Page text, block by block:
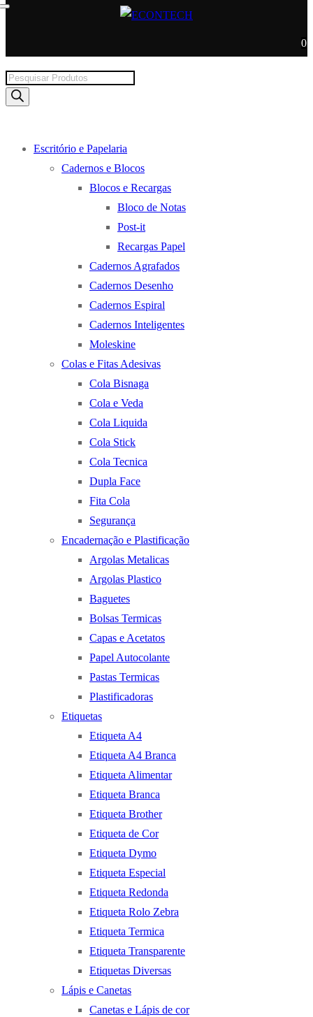
0
Products
search
Escritório e Papelaria
Cadernos e Blocos
Blocos e Recargas
Bloco de Notas
Post-it
Recargas Papel
Cadernos Agrafados
Cadernos Desenho
Cadernos Espiral
Cadernos Inteligentes
Moleskine
Colas e Fitas Adesivas
Cola Bisnaga
Cola e Veda
Cola Liquida
Cola Stick
Cola Tecnica
Dupla Face
Fita Cola
Segurança
Encadernação e Plastificação
Argolas Metalicas
Argolas Plastico
Baguetes
Bolsas Termicas
Capas e Acetatos
Papel Autocolante
Pastas Termicas
Plastificadoras
Etiquetas
Etiqueta A4
Etiqueta A4 Branca
Etiqueta Alimentar
Etiqueta Branca
Etiqueta Brother
Etiqueta de Cor
Etiqueta Dymo
Etiqueta Especial
Etiqueta Redonda
Etiqueta Rolo Zebra
Etiqueta Termica
Etiqueta Transparente
Etiquetas Diversas
Lápis e Canetas
Canetas e Lápis de cor